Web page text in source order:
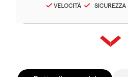
VELOCITÀ SICUREZZA